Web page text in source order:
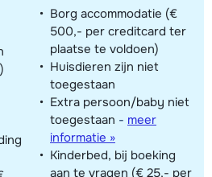
Borg accommodatie (€
500,- per creditcard ter
plaatse te voldoen)
Huisdieren zijn niet
toegestaan
Extra persoon/baby niet
toegestaan - meer
informatie »
Kinderbed, bij boeking
aan te vragen (€ 25,- per